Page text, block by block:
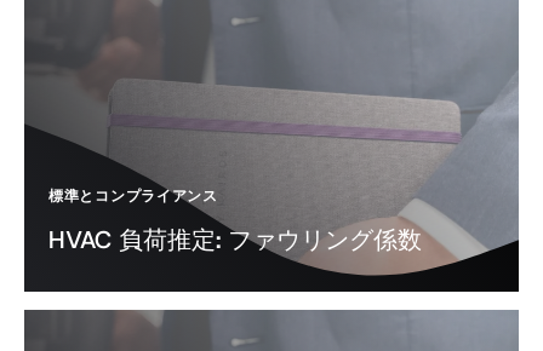
標準とコンプライアンス
HVAC 負荷推定: ファウリング係数